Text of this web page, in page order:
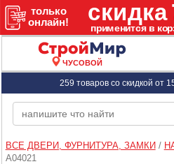
ЧУСОВОЙ
259 товаров со скидкой от
ВСЕ ДВЕРИ, ФУРНИТУРА, ЗАМКИ /
A04021